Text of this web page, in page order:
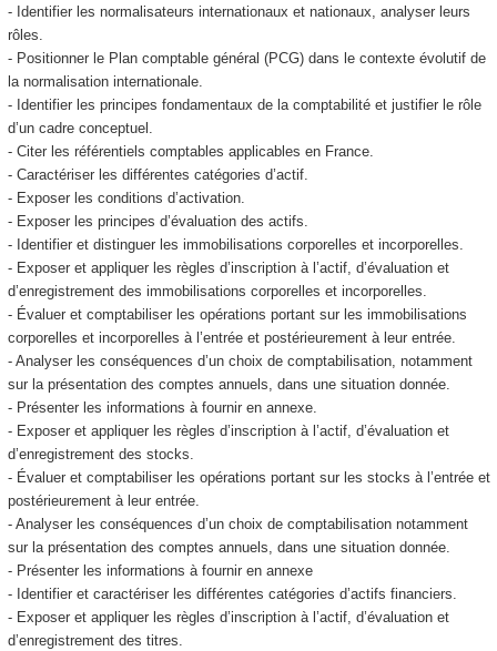
- Identifier les normalisateurs internationaux et nationaux, analyser leurs
rôles.
- Positionner le Plan comptable général (PCG) dans le contexte évolutif de
la normalisation internationale.
- Identifier les principes fondamentaux de la comptabilité et justifier le rôle
d’un cadre conceptuel.
- Citer les référentiels comptables applicables en France.
- Caractériser les différentes catégories d’actif.
- Exposer les conditions d’activation.
- Exposer les principes d’évaluation des actifs.
- Identifier et distinguer les immobilisations corporelles et incorporelles.
- Exposer et appliquer les règles d’inscription à l’actif, d’évaluation et
d’enregistrement des immobilisations corporelles et incorporelles.
- Évaluer et comptabiliser les opérations portant sur les immobilisations
corporelles et incorporelles à l’entrée et postérieurement à leur entrée.
- Analyser les conséquences d’un choix de comptabilisation, notamment
sur la présentation des comptes annuels, dans une situation donnée.
- Présenter les informations à fournir en annexe.
- Exposer et appliquer les règles d’inscription à l’actif, d’évaluation et
d’enregistrement des stocks.
- Évaluer et comptabiliser les opérations portant sur les stocks à l’entrée et
postérieurement à leur entrée.
- Analyser les conséquences d’un choix de comptabilisation notamment
sur la présentation des comptes annuels, dans une situation donnée.
- Présenter les informations à fournir en annexe
- Identifier et caractériser les différentes catégories d’actifs financiers.
- Exposer et appliquer les règles d’inscription à l’actif, d’évaluation et
d’enregistrement des titres.